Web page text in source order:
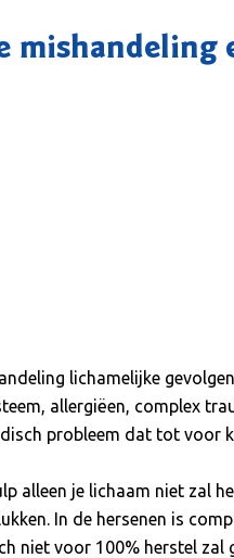
mishandeling
lichamelijke
allergiëen, complex
probleem dat tot voor
je lichaam niet zal
In de hersenen is
niet voor 100% herstel zal